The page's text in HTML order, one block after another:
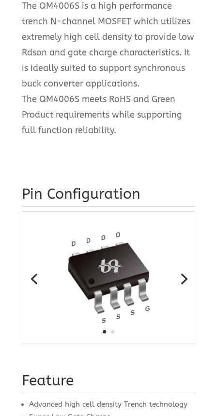
The QM4006S is a high performance
trench N-channel MOSFET which utilizes
extremely high cell density to provide low
Rdson and gate charge characteristics. It
is ideally suited to support synchronous
buck converter applications.
The QM4006S meets RoHS and Green
Product requirements while supporting
full function reliability.
Pin Configuration
Feature
Advanced high cell density Trench technology